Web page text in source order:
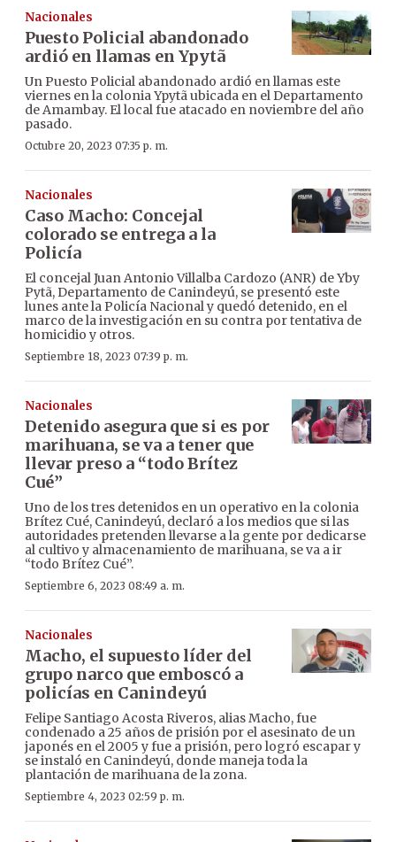
Nacionales
Puesto Policial abandonado
ardió en llamas en Ypytã
Un Puesto Policial abandonado ardió en llamas este
viernes en la colonia Ypytã ubicada en el Departamento
de Amambay. El local fue atacado en noviembre del año
pasado.
Octubre 20, 2023 07:35 p. m.
Nacionales
Caso Macho: Concejal
colorado se entrega a la
Policía
El concejal Juan Antonio Villalba Cardozo (ANR) de Yby
Pytã, Departamento de Canindeyú, se presentó este
lunes ante la Policía Nacional y quedó detenido, en el
marco de la investigación en su contra por tentativa de
homicidio y otros.
Septiembre 18, 2023 07:39 p. m.
Nacionales
Detenido asegura que si es por
marihuana, se va a tener que
llevar preso a “todo Brítez
Cué”
Uno de los tres detenidos en un operativo en la colonia
Brítez Cué, Canindeyú, declaró a los medios que si las
autoridades pretenden llevarse a la gente por dedicarse
al cultivo y almacenamiento de marihuana, se va a ir
“todo Brítez Cué”.
Septiembre 6, 2023 08:49 a. m.
Nacionales
Macho, el supuesto líder del
grupo narco que emboscó a
policías en Canindeyú
Felipe Santiago Acosta Riveros, alias Macho, fue
condenado a 25 años de prisión por el asesinato de un
japonés en el 2005 y fue a prisión, pero logró escapar y
se instaló en Canindeyú, donde maneja toda la
plantación de marihuana de la zona.
Septiembre 4, 2023 02:59 p. m.